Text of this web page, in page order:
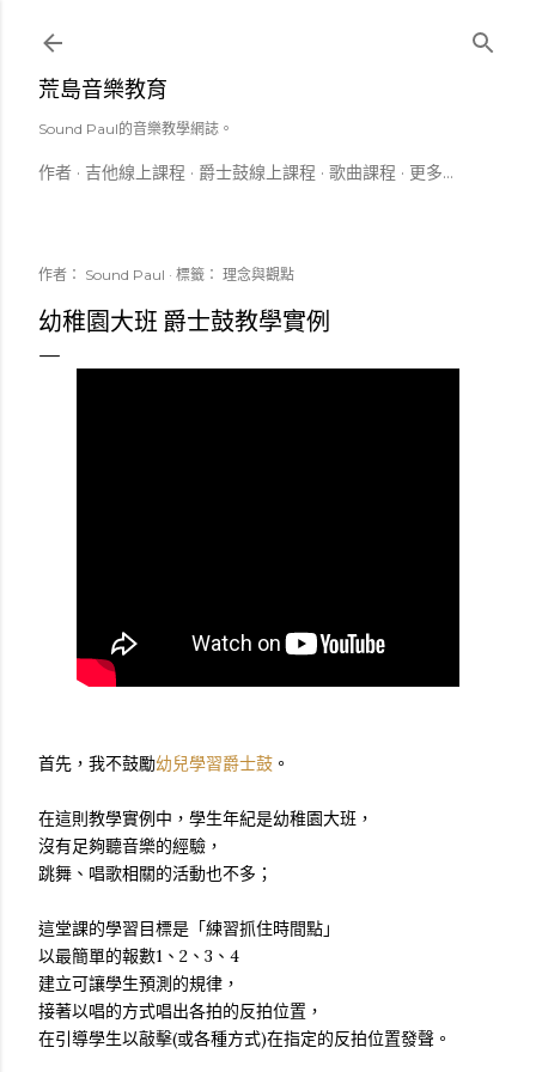
荒島音樂教育
Sound Paul的音樂教學網誌。
作者 吉他線上課程 爵士鼓線上課程 歌曲課程 更多…
作者： Sound Paul 標籤： 理念與觀點
幼稚園大班 爵士鼓教學實例
首先，我不鼓勵幼兒學習爵士鼓 。
在這則教學實例中，學生年紀是幼稚園大班，
沒有足夠聽音樂的經驗，
跳舞、唱歌相關的活動也不多；
這堂課的學習目標是「練習抓住時間點」
以最簡單的報數1、2、3、4
建立可讓學生預測的規律，
接著以唱的方式唱出各拍的反拍位置，
在引導學生以敲擊(或各種方式)在指定的反拍位置發聲。